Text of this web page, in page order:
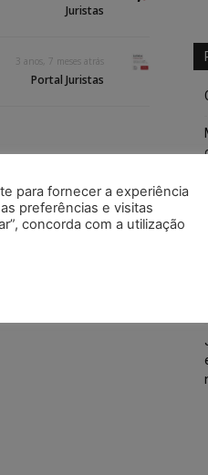
Juristas
3 anos, 7 meses atrás
Portal Juristas
para fornecer a experiência
preferências e visitas
concorda com a utilização